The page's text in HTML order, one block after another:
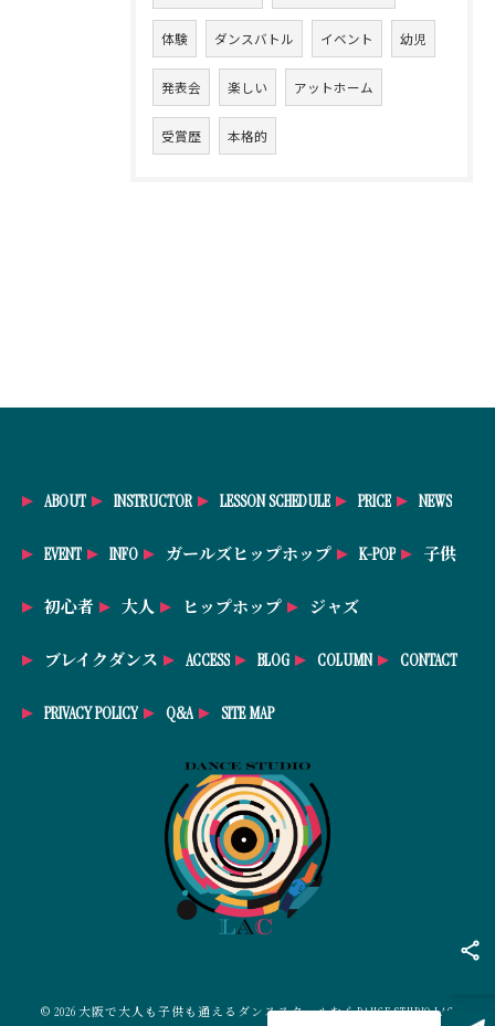
体験 ダンスバトル イベント 幼児
発表会 楽しい アットホーム
受賞歴 本格的
ABOUT INSTRUCTOR LESSON SCHEDULE PRICE NEWS
EVENT INFO ガールズヒップホップ K-POP 子供
初心者 大人 ヒップホップ ジャズ
ブレイクダンス ACCESS BLOG COLUMN CONTACT
PRIVACY POLICY Q&A SITE MAP
© 2026 大阪で大人も子供も通えるダンススクールならDANCE STUDIO LAC